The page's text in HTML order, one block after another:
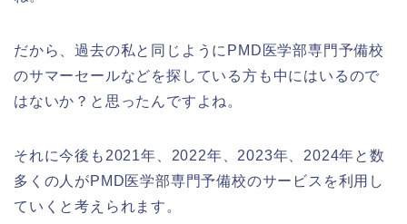
だから、過去の私と同じようにPMD医学部専門予備校
のサマーセールなどを探している方も中にはいるので
はないか？と思ったんですよね。
それに今後も2021年、2022年、2023年、2024年と数
多くの人がPMD医学部専門予備校のサービスを利用し
ていくと考えられます。